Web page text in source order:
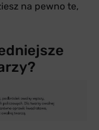
na pewno te,